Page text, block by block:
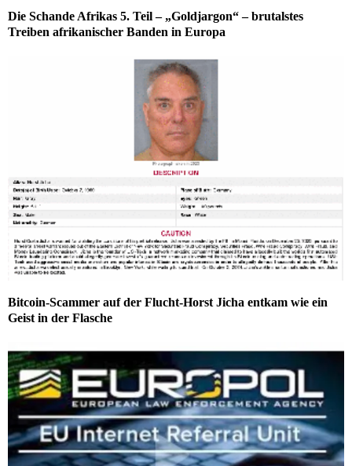
Die Schande Afrikas 5. Teil – „Goldjargon“ – brutalstes
Treiben afrikanischer Banden in Europa
Bitcoin-Scammer auf der Flucht-Horst Jicha entkam wie ein
Geist in der Flasche